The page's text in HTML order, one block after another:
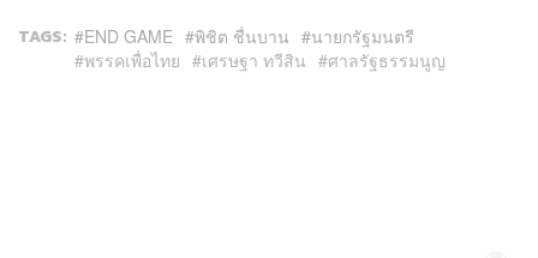
TAGS: END GAME พิชิต ชื่นบาน
นายกรัฐมนตรี
พรรคเพื่อไทย
เศรษฐา ทวีสิน ศาลรัฐธรรมนูญ